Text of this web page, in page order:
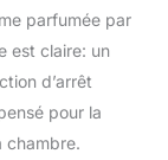
parfumée par
est claire: un
d’arrêt
pour la
chambre.